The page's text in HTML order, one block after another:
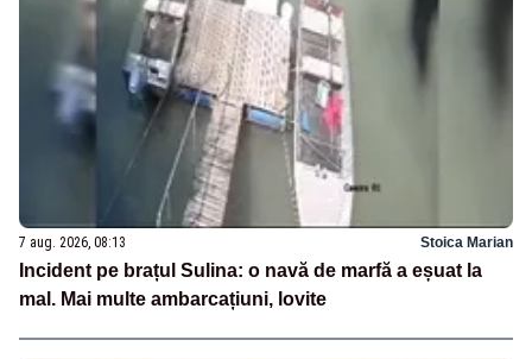
7 aug. 2026, 08:13 Stoica Marian
Incident pe brațul Sulina: o navă de marfă a eșuat la
mal. Mai multe ambarcațiuni, lovite